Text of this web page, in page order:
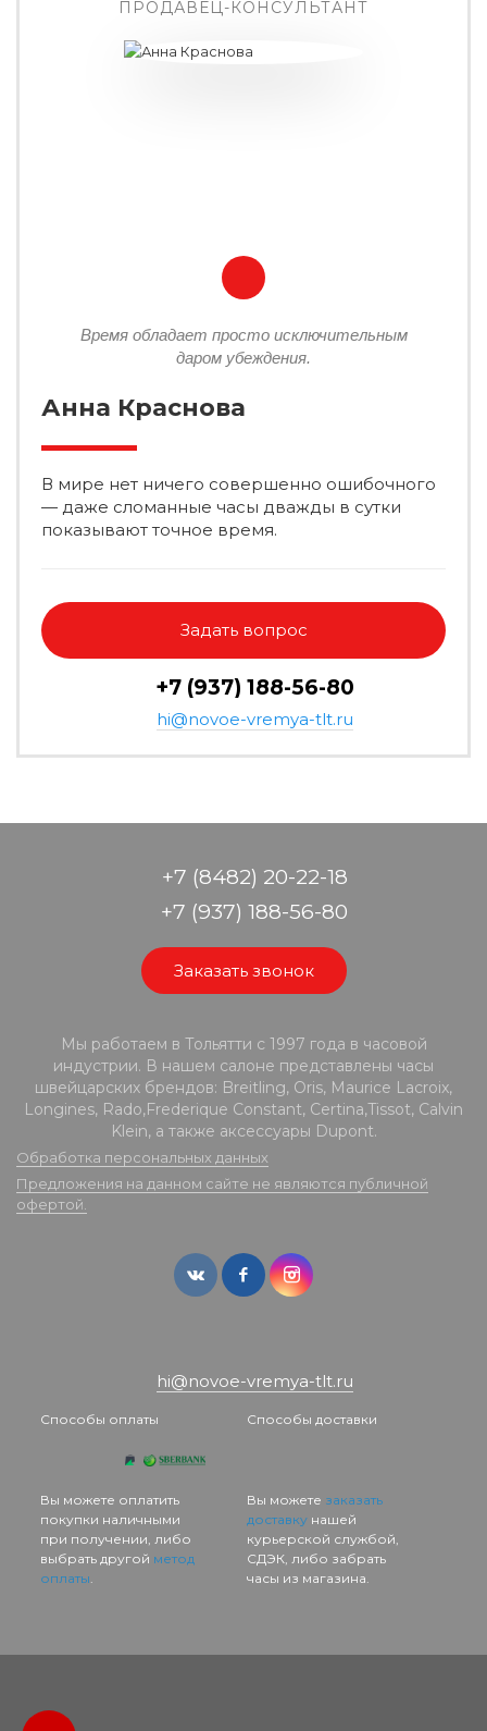
ПРОДАВЕЦ-КОНСУЛЬТАНТ
Время обладает просто исключительным
даром убеждения.
Анна Краснова
В мире нет ничего совершенно ошибочного
— даже сломанные часы дважды в сутки
показывают точное время.
Задать вопрос
+7 (937) 188-56-80
hi@novoe-vremya-tlt.ru
+7 (8482) 20-22-18
+7 (937) 188-56-80
Заказать звонок
Мы работаем в Тольятти с 1997 года в часовой
индустрии. В нашем салоне представлены часы
швейцарских брендов: Breitling, Oris, Maurice Lacroix,
Longines, Rado,Frederique Constant, Certina,Tissot, Calvin
Klein, а также аксессуары Dupont.
Обработка персональных данных
Предложения на данном сайте не являются публичной
офертой.
hi@novoe-vremya-tlt.ru
Способы оплаты
Вы можете оплатить
покупки наличными
при получении, либо
выбрать другой метод
оплаты.
Способы доставки
Вы можете заказать
доставкунашей
курьерской службой,
СДЭК, либо забрать
часы из магазина.